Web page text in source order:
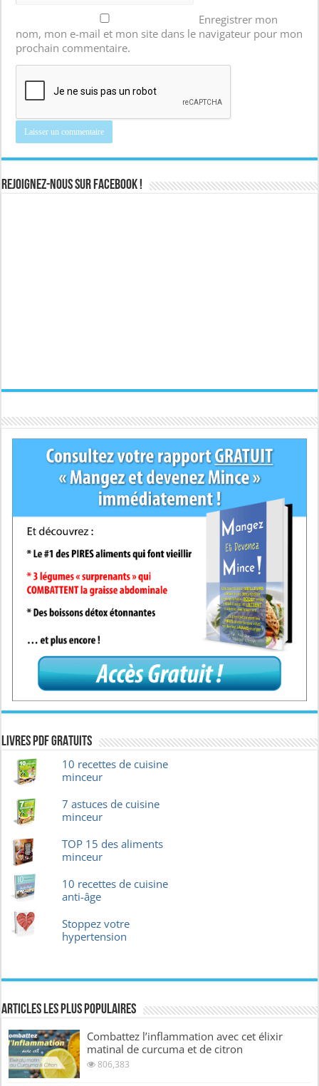
Enregistrer mon
nom, mon e-mail et mon site dans le navigateur pour mon
prochain commentaire.
Rejoignez-nous sur Facebook !
Livres pdf GRATUITS
10 recettes de cuisine
minceur
7 astuces de cuisine
minceur
TOP 15 des aliments
minceur
10 recettes de cuisine
anti-âge
Stoppez votre
hypertension
Articles les plus Populaires
Combattez l’inflammation avec cet élixir
matinal de curcuma et de citron
806,383